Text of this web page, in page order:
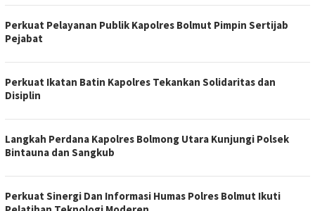
Perkuat Pelayanan Publik Kapolres Bolmut Pimpin Sertijab
Pejabat
Perkuat Ikatan Batin Kapolres Tekankan Solidaritas dan
Disiplin
Langkah Perdana Kapolres Bolmong Utara Kunjungi Polsek
Bintauna dan Sangkub
Perkuat Sinergi Dan Informasi Humas Polres Bolmut Ikuti